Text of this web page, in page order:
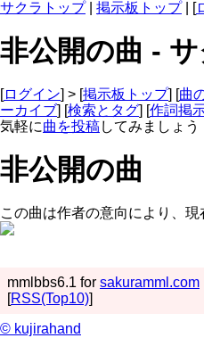
サクラトップ| 掲示板トップ| [
非公開の曲 -
[ログイン] > [掲示板トップ] [曲
ーカイブ] [検索とタグ] [作詞掲
気軽に曲を投稿してみましょう
非公開の曲
この曲は作者の意向により、現
mmlbbs6.1 for sakuramml.com
[RSS(Top10)]
© kujirahand